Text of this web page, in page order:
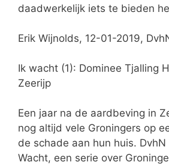
daadwerkelijk iets te bieden
Erik Wijnolds, 12-01-2019,
Ik wacht (1): Dominee Tjalling
Zeerijp
Een jaar na de aardbeving in
nog altijd vele Groningers op
de schade aan hun huis.
Wacht, een serie over